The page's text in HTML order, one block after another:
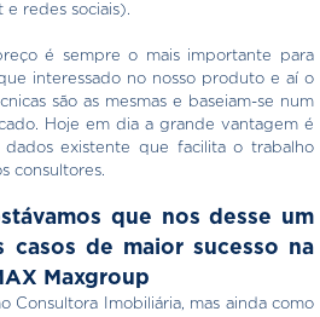
redes sociais).
é sempre o mais importante para
interessado no nosso produto e aí o
são as mesmas e baseiam-se num
Hoje em dia a grande vantagem é
existente que facilita o trabalho
consultores.
que nos desse um
casos de maior sucesso na
Maxgroup
Consultora Imobiliária, mas ainda como